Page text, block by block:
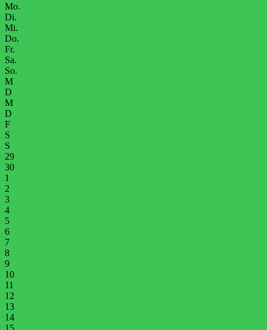
Mo.
Di.
Mi.
Do.
Fr.
Sa.
So.
M
D
M
D
F
S
S
29
30
1
2
3
4
5
6
7
8
9
10
11
12
13
14
15